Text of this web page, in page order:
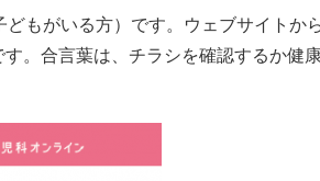
もがいる方）です。ウェブサイトか
。合言葉は、チラシを確認するか健